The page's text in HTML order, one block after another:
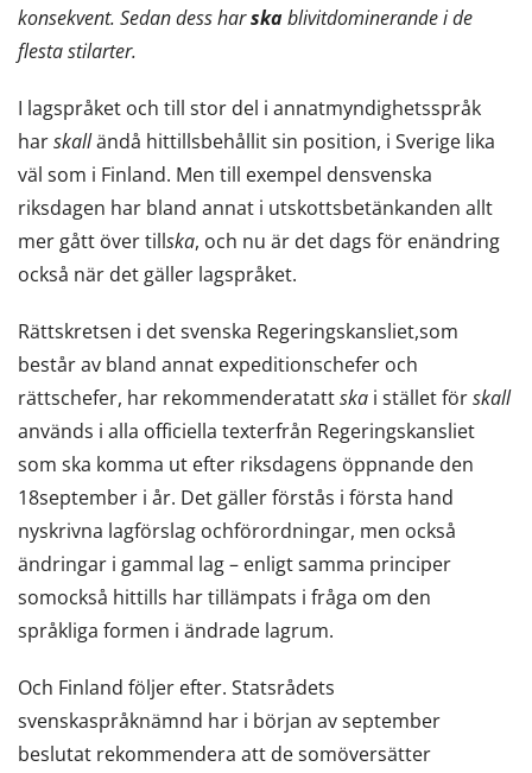
konsekvent. Sedan dess harskablivitdominerande i de
flesta stilarter.
I lagspråket och till stor del i annatmyndighetsspråk
harskalländå hittillsbehållit sin position, i Sverige lika
väl som i Finland. Men till exempel densvenska
riksdagen har bland annat i utskottsbetänkanden allt
mer gått över tillska, och nu är det dags för enändring
också när det gäller lagspråket.
Rättskretsen i det svenska Regeringskansliet,som
består av bland annat expeditionschefer och
rättschefer, har rekommenderatattska i stället förskall
används i alla officiella texterfrån Regeringskansliet
som ska komma ut efter riksdagens öppnande den
18september i år. Det gäller förstås i första hand
nyskrivna lagförslag ochförordningar, men också
ändringar i gammal lag – enligt samma principer
somockså hittills har tillämpats i fråga om den
språkliga formen i ändrade lagrum.
Och Finland följer efter. Statsrådets
svenskaspråknämnd har i början av september
beslutat rekommendera att de somöversätter